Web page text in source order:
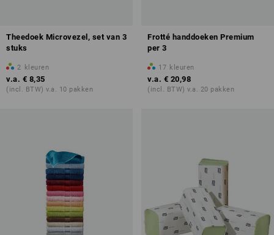
Theedoek Microvezel, set van 3
stuks
2 kleuren
v.a. € 8,35
(incl. BTW) v.a. 10 pakken
Frotté handdoeken Premium
per 3
17 kleuren
v.a. € 20,98
(incl. BTW) v.a. 20 pakken